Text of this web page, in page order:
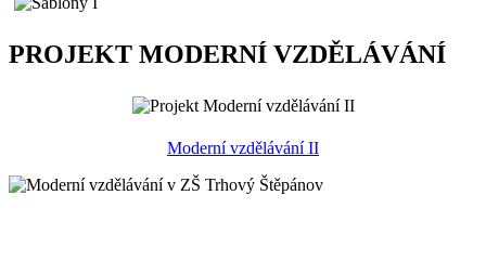
PROJEKT MODERNÍ VZDĚLÁVÁNÍ
Moderní vzdělávání II